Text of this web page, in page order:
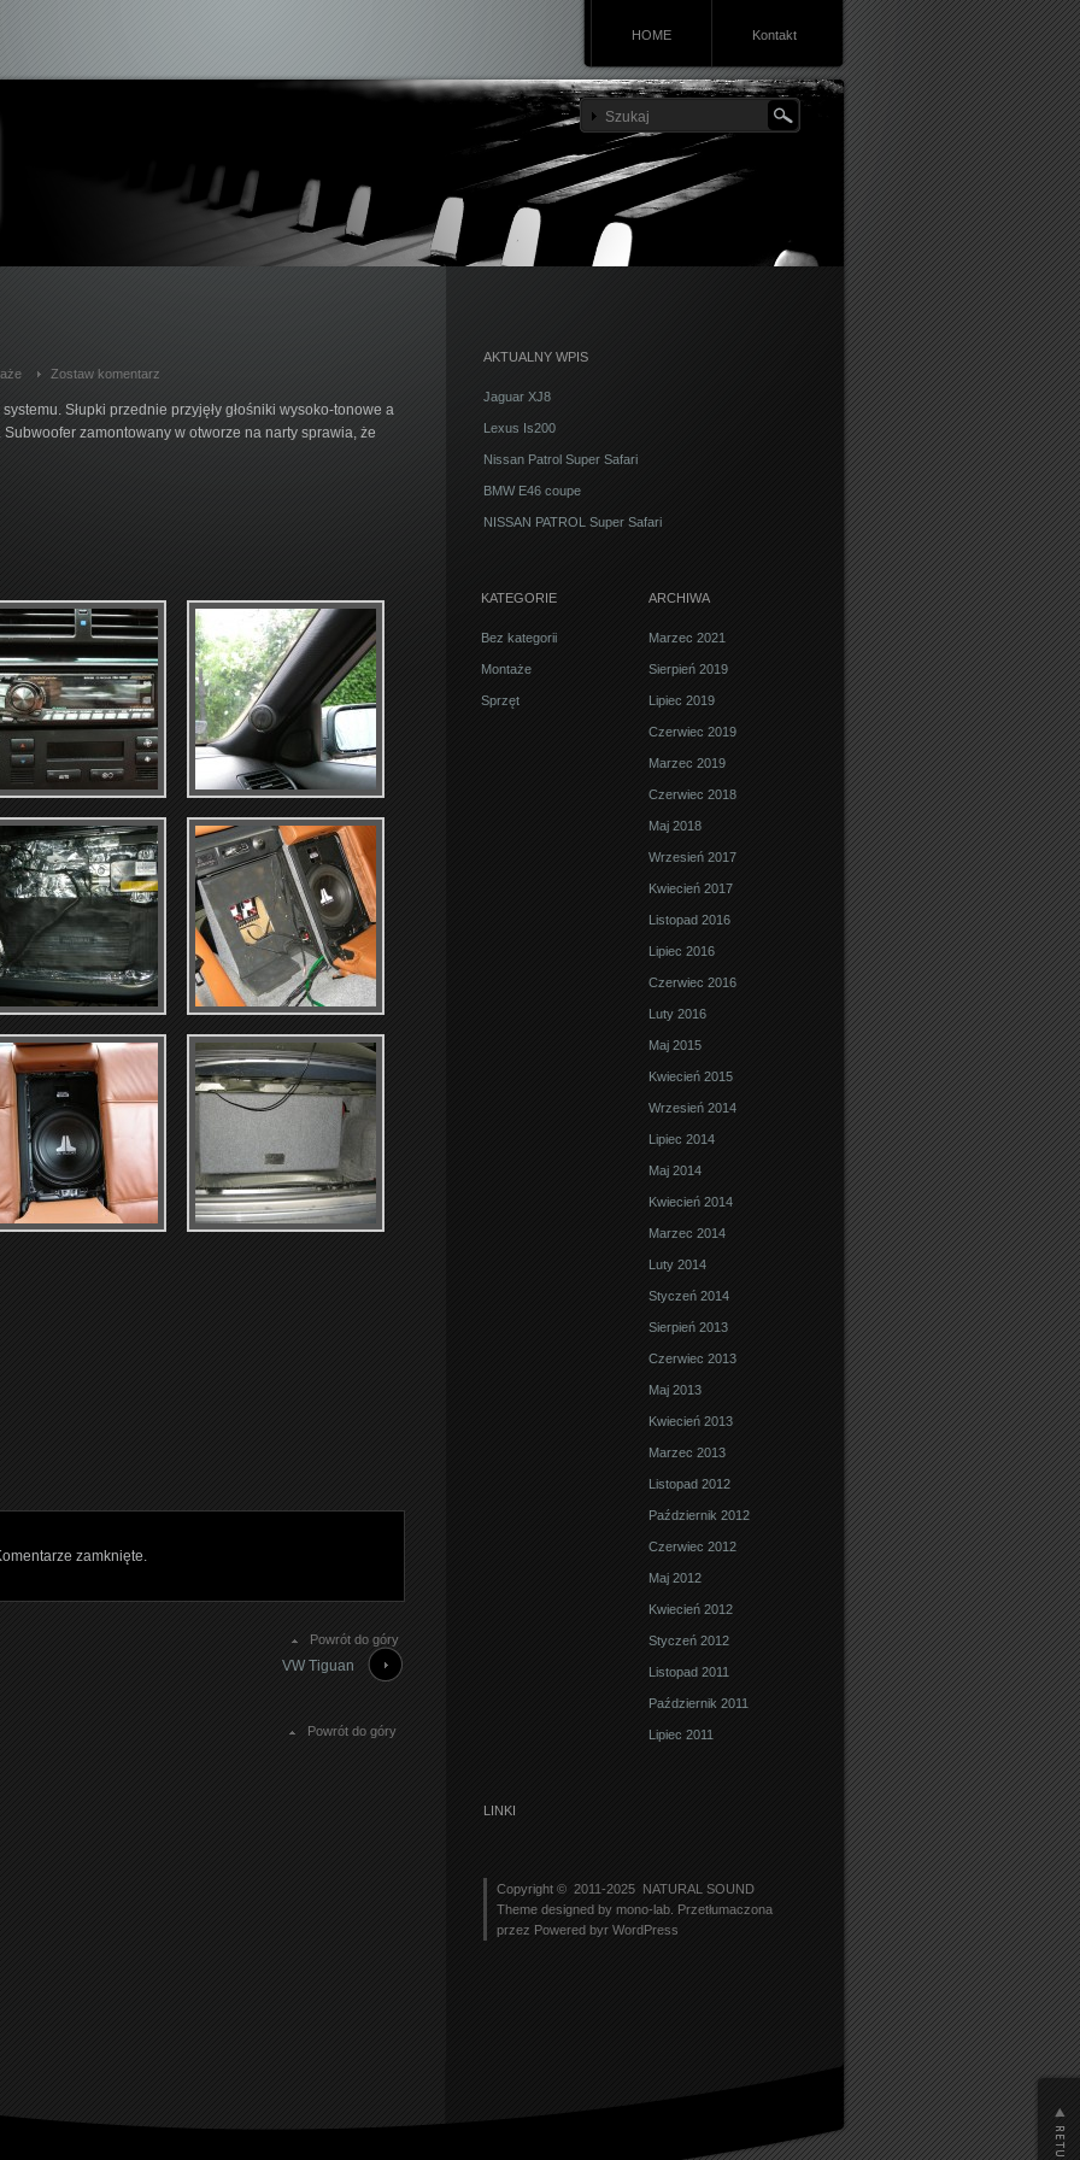
HOME Kontakt
Zostaw komentarz
Słupki przednie przyjęły głośniki wysoko-tonowe a
zamontowany w otworze na narty sprawia, że
zamknięte.
Powrót do góry
VW Tiguan
Powrót do góry
AKTUALNY WPIS
Jaguar XJ8
Lexus Is200
Nissan Patrol Super Safari
BMW E46 coupe
NISSAN PATROL Super Safari
KATEGORIE
Bez kategorii
Montaże
Sprzęt
ARCHIWA
Marzec 2021
Sierpień 2019
Lipiec 2019
Czerwiec 2019
Marzec 2019
Czerwiec 2018
Maj 2018
Wrzesień 2017
Kwiecień 2017
Listopad 2016
Lipiec 2016
Czerwiec 2016
Luty 2016
Maj 2015
Kwiecień 2015
Wrzesień 2014
Lipiec 2014
Maj 2014
Kwiecień 2014
Marzec 2014
Luty 2014
Styczeń 2014
Sierpień 2013
Czerwiec 2013
Maj 2013
Kwiecień 2013
Marzec 2013
Listopad 2012
Październik 2012
Czerwiec 2012
Maj 2012
Kwiecień 2012
Styczeń 2012
Listopad 2011
Październik 2011
Lipiec 2011
LINKI
Copyright © 2011-2025 NATURAL SOUND
Theme designed by mono-lab. Przetłumaczona
przez Powered byr WordPress